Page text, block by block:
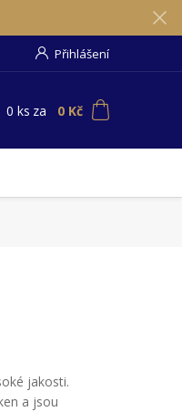
Přihlášení
0 ks za 0 Kč
jakosti.
a jsou